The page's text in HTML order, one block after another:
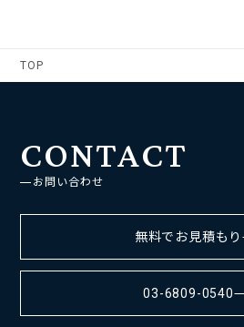
TOP
CONTACT
お問い合わせ
無料でお見積もり
03-6809-0540